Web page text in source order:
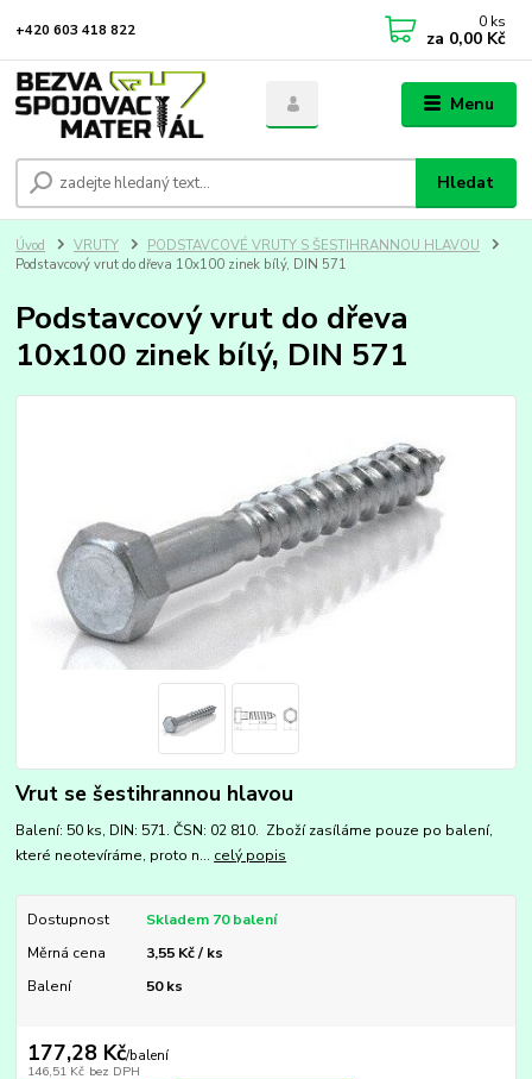
Menu
Hledat
+420 603 418 822 0 ks
za 0,00 Kč
Úvod VRUTY
PODSTAVCOVÉ VRUTY S ŠESTIHRANNOU HLAVOU
Podstavcový vrut do dřeva 10x100 zinek bílý, DIN 571
Podstavcový vrut do dřeva
10x100 zinek bílý, DIN 571
Vrut se šestihrannou hlavou
Balení: 50 ks, DIN: 571. ČSN: 02 810. Zboží zasíláme pouze po balení,
které neotevíráme, proto n... celý popis
Dostupnost
Skladem 70 balení
Měrná cena
3,55 Kč / ks
Balení
50 ks
177,28 Kč/balení
146,51 Kč bez DPH